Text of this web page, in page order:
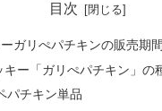
目次
ガリぺパチキンの販売期
キー「ガリぺパチキン」の
パチキン単品